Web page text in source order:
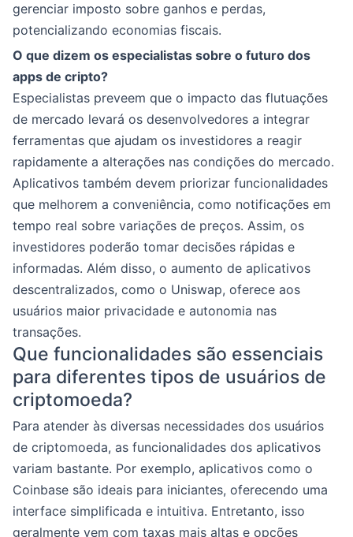
gerenciar imposto sobre ganhos e perdas,
potencializando economias fiscais.
O que dizem os especialistas sobre o futuro dos
apps de cripto?
Especialistas preveem que o impacto das flutuações
de mercado levará os desenvolvedores a integrar
ferramentas que ajudam os investidores a reagir
rapidamente a alterações nas condições do mercado.
Aplicativos também devem priorizar funcionalidades
que melhorem a conveniência, como notificações em
tempo real sobre variações de preços. Assim, os
investidores poderão tomar decisões rápidas e
informadas. Além disso, o aumento de aplicativos
descentralizados, como o Uniswap, oferece aos
usuários maior privacidade e autonomia nas
transações.
Que funcionalidades são essenciais
para diferentes tipos de usuários de
criptomoeda?
Para atender às diversas necessidades dos usuários
de criptomoeda, as funcionalidades dos aplicativos
variam bastante. Por exemplo, aplicativos como o
Coinbase são ideais para iniciantes, oferecendo uma
interface simplificada e intuitiva. Entretanto, isso
geralmente vem com taxas mais altas e opções